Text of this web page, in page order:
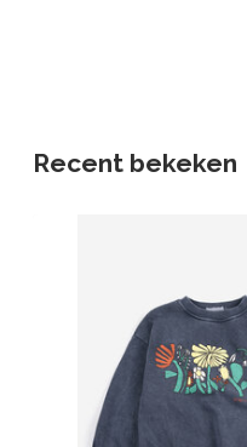
Recent bekeken